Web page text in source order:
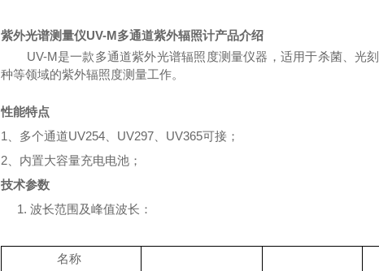
紫外光谱测量仪UV-M多通道紫外辐照计产品介绍
UV-M是一款多通道紫外光谱辐照度测量仪器，适用于杀菌、光
种等领域的紫外辐照度测量工作。
性能特点
1、 多个通道UV254、UV297、UV365可接；
2、 内置大容量充电电池；
技术参数
1. 波长范围及峰值波长：
名称